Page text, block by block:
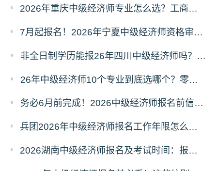
2026年重庆中级经济师专业怎么选？工商人力金融财税等10大方向对比解析
7月起报名！2026年宁夏中级经济师资格审核严格吗？告知承诺制怎么选？
非全日制学历能报26年四川中级经济师吗？工作年限怎么算？
26年中级经济师10个专业到底选哪个？零基础也能直接抄作业！
务必6月前完成！2026中级经济师报名前信息完善详细操作指南
兵团2026年中级经济师报名工作年限怎么算？非全日制学历如何累计?
2026湖南中级经济师报名及考试时间：报名费每人每科91元，11月7-8日机考